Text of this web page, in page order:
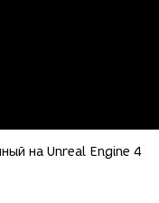
на Unreal Engine 4